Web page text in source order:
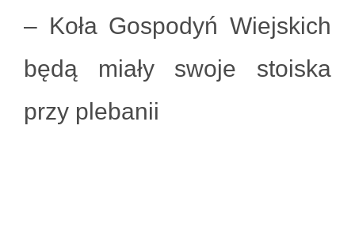
– Koła Gospodyń Wiejskich
będą miały swoje stoiska
przy plebanii